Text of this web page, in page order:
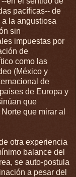
pacíficas-- de
a la angustiosa
sin
impuestas por
de
como las
(México y
de
de Europa y
que
que mirar al
otra experiencia
balance del
se auto-postula
a pesar del